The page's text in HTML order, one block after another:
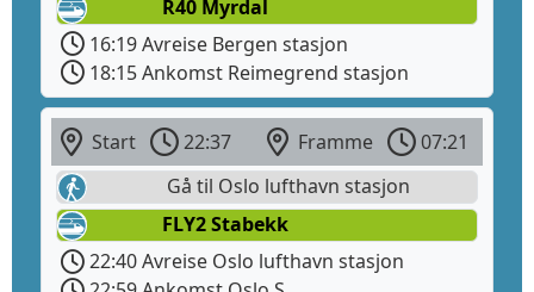
R40 Myrdal
16:19 Avreise Bergen stasjon
18:15 Ankomst Reimegrend stasjon
Start 22:37 Framme
07:21
Gå til Oslo lufthavn stasjon
FLY2 Stabekk
22:40 Avreise Oslo lufthavn stasjon